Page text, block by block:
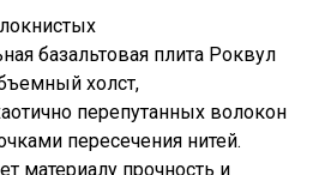
базальтовая плита Роквул
холст,
перепутанных волокон
пересечения нитей.
материалу прочность и